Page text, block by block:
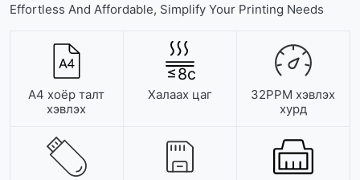
Effortless And Affordable, Simplify Your Printing Needs
А4 хоёр талт
хэвлэх
≤8с
Халаах цаг
32PPM хэвлэх
хурд